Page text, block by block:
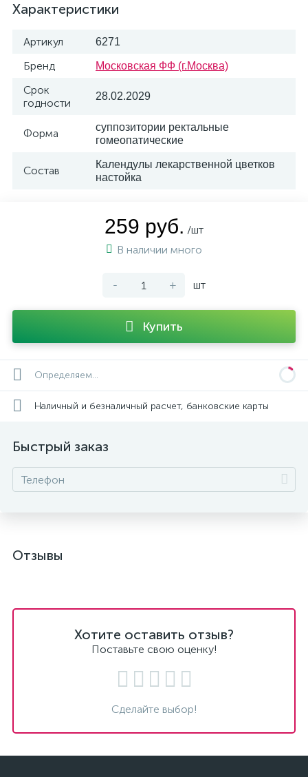
Характеристики
Артикул 6271
Бренд Московская ФФ (г.Москва)
Срок
годности
28.02.2029
Форма
суппозитории ректальные
гомеопатические
Состав
Календулы лекарственной цветков
настойка
259 руб. /шт
В наличии много
- + шт
Купить
Определяем...
Наличный и безналичный расчет, банковские карты
Быстрый заказ
Отзывы
Хотите оставить отзыв?
Поставьте свою оценку!
Сделайте выбор!